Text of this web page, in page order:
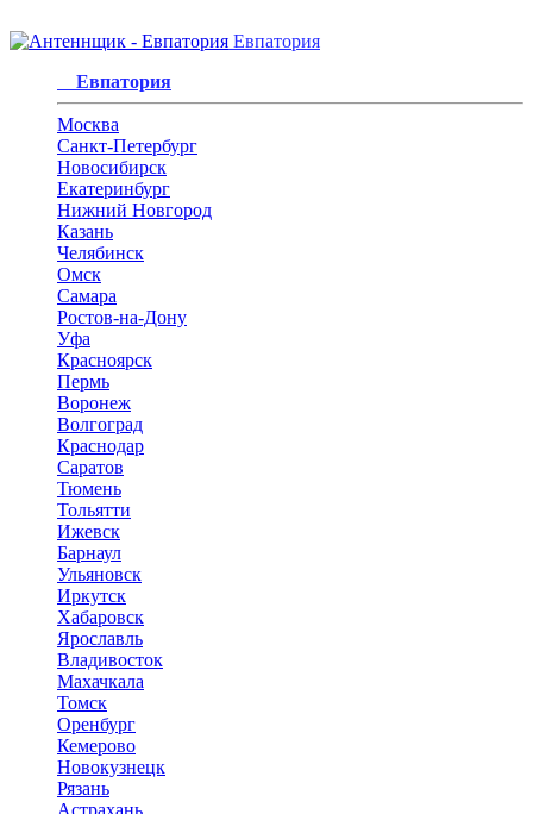
Евпатория
Евпатория
Москва
Санкт-Петербург
Новосибирск
Екатеринбург
Нижний Новгород
Казань
Челябинск
Омск
Самара
Ростов-на-Дону
Уфа
Красноярск
Пермь
Воронеж
Волгоград
Краснодар
Саратов
Тюмень
Тольятти
Ижевск
Барнаул
Ульяновск
Иркутск
Хабаровск
Ярославль
Владивосток
Махачкала
Томск
Оренбург
Кемерово
Новокузнецк
Рязань
Астрахань